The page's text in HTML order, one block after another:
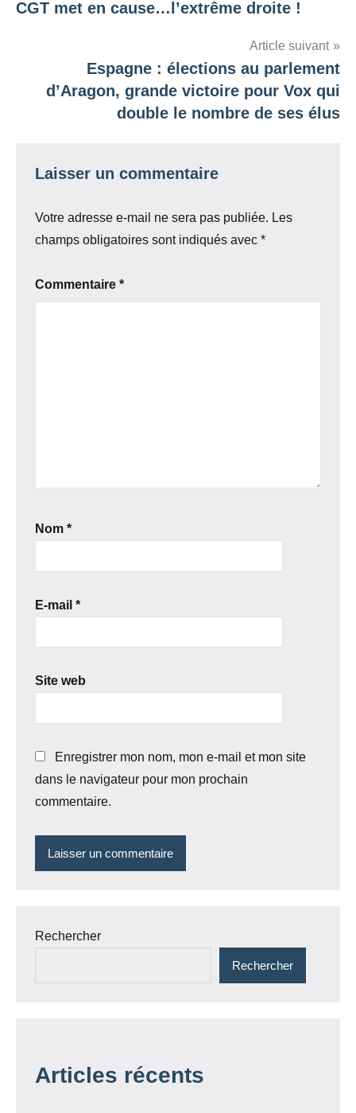
CGT met en cause…l’extrême droite !
Article suivant
Espagne : élections au parlement
d’Aragon, grande victoire pour Vox qui
double le nombre de ses élus
Laisser un commentaire
Votre adresse e-mail ne sera pas publiée. Les
champs obligatoires sont indiqués avec *
Commentaire *
Nom *
E-mail *
Site web
Enregistrer mon nom, mon e-mail et mon site
dans le navigateur pour mon prochain
commentaire.
Rechercher
Rechercher
Articles récents